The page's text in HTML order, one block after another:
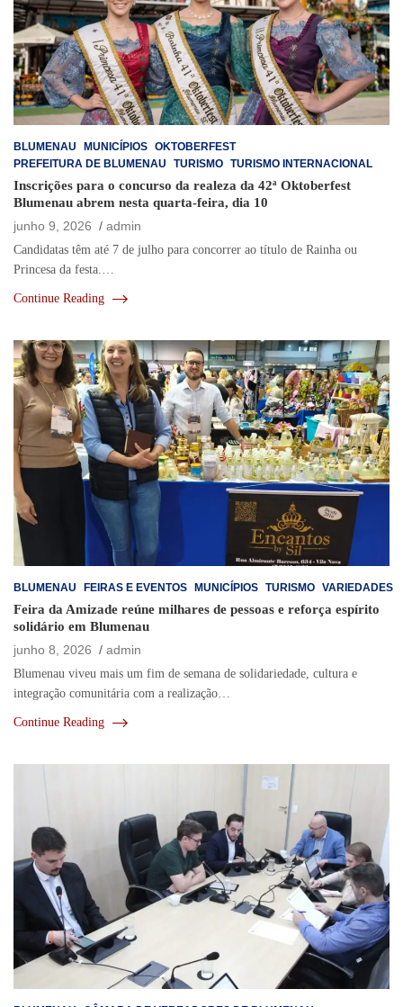
BLUMENAU MUNICÍPIOS OKTOBERFEST
PREFEITURA DE BLUMENAU
TURISMO TURISMO INTERNACIONAL
Inscrições para o concurso da realeza da 42ª Oktoberfest
Blumenau abrem nesta quarta-feira, dia 10
junho 9, 2026
admin
Candidatas têm até 7 de julho para concorrer ao título de Rainha ou
Princesa da festa.…
Continue Reading
BLUMENAU FEIRAS E EVENTOS MUNICÍPIOS TURISMO VARIEDADES
Feira da Amizade reúne milhares de pessoas e reforça espírito
solidário em Blumenau
junho 8, 2026
admin
Blumenau viveu mais um fim de semana de solidariedade, cultura e
integração comunitária com a realização…
Continue Reading